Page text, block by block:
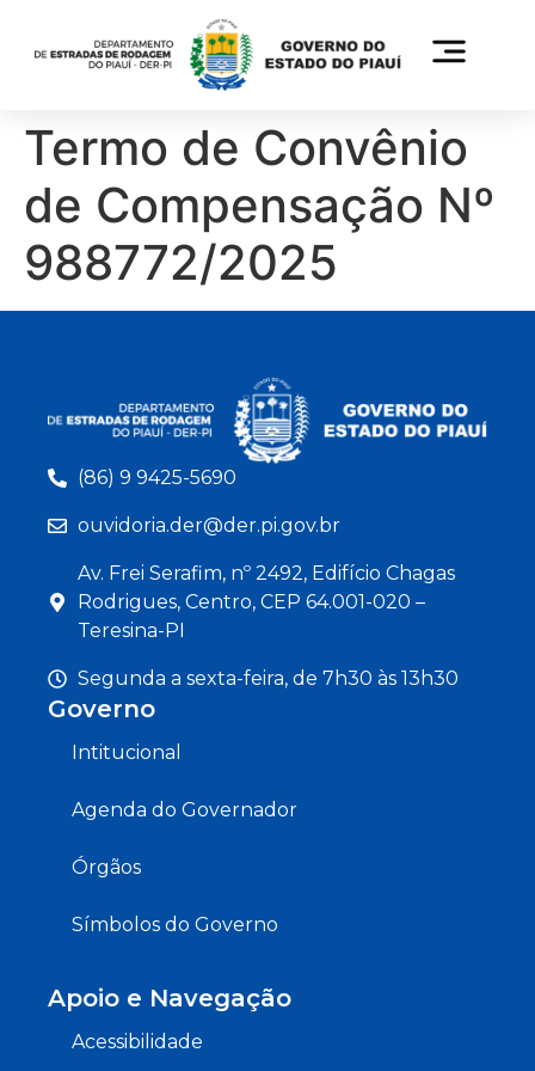
Termo de Convênio
de Compensação Nº
988772/2025
(86) 9 9425-5690
ouvidoria.der@der.pi.gov.br
Av. Frei Serafim, nº 2492, Edifício Chagas
Rodrigues, Centro, CEP 64.001-020 –
Teresina-PI
Segunda a sexta-feira, de 7h30 às 13h30
Governo
Intitucional
Agenda do Governador
Órgãos
Símbolos do Governo
Apoio e Navegação
Acessibilidade